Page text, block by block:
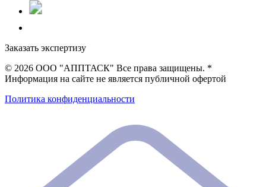
Заказать экспертизу
© 2026 ООО "АППТАСК" Все права защищены. *
Информация на сайте не является публичной офертой
Политика конфиденциальности